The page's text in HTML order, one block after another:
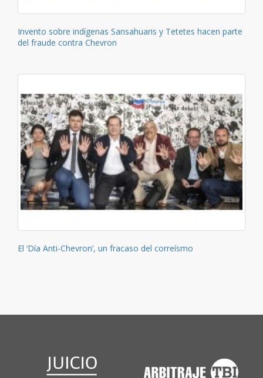
Invento sobre indígenas Sansahuaris y Tetetes hacen parte
del fraude contra Chevron
El ‘Día Anti-Chevron’, un fracaso del correísmo